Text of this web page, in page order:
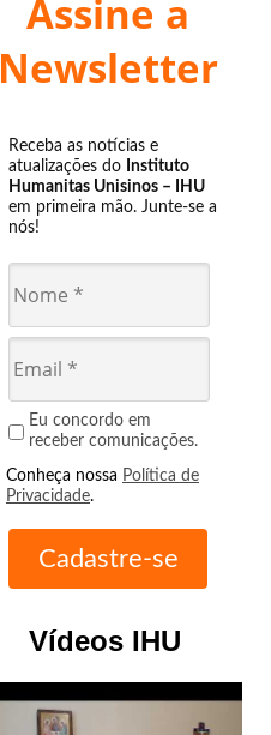
Assine a
Newsletter
Receba as notícias e
atualizações do Instituto
Humanitas Unisinos – IHU
em primeira mão. Junte-se a
nós!
Eu concordo em
receber comunicações.
Conheça nossa Política de
Privacidade.
Vídeos IHU